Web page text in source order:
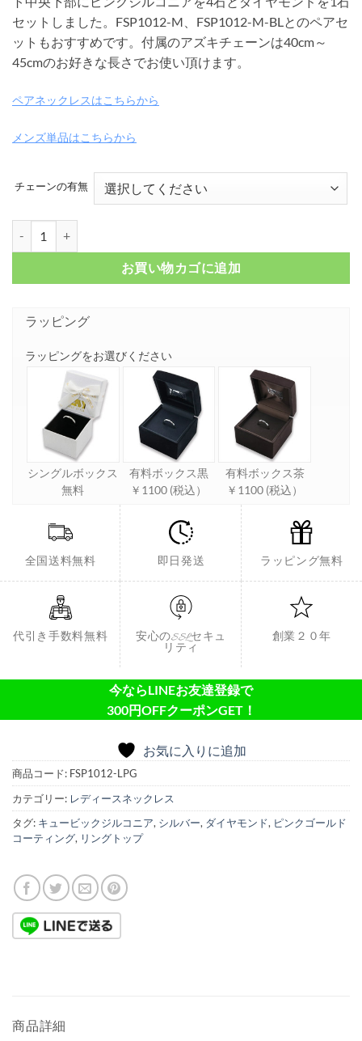
–
¥ 12,100
セットしました。FSP1012-M、FSP1012-M-BLとのペアセ
ットもおすすめです。付属のアズキチェーンは40cm～
45cmのお好きな長さでお使い頂けます。
ペアネックレスはこちらから
メンズ単品はこちらから
チェーンの有無
お買い物カゴに追加
ラッピング
ラッピングをお選びください
シングルボックス
無料
有料ボックス黒
￥1100 (税込）
有料ボックス茶
￥1100 (税込）
全国送料無料 即日発送 ラッピング無料
代引き手数料無料
安心のSSLセキュ
リティ
創業２０年
今ならLINEお友達登録で
300円OFFクーポンGET！
お気に入りに追加
商品コード: FSP1012-LPG
カテゴリー: レディースネックレス
タグ: キュービックジルコニア, シルバー, ダイヤモンド, ピンクゴールド
コーティング, リングトップ
商品詳細